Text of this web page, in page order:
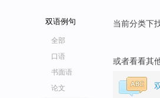
双语例句
全部
口语
书面语
论文
当前分类下
或者看看其